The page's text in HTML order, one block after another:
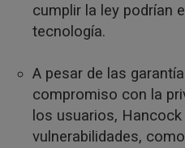
cumplir la ley podrían
tecnología.
A pesar de las
compromiso con la
los usuarios,
vulnerabilidades,